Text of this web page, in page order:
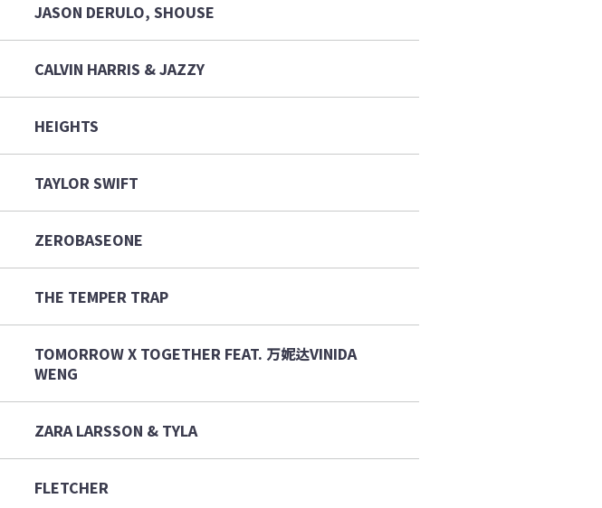
JASON DERULO, SHOUSE
CALVIN HARRIS & JAZZY
HEIGHTS
TAYLOR SWIFT
ZEROBASEONE
THE TEMPER TRAP
TOMORROW X TOGETHER FEAT. 万妮达VINIDA
WENG
ZARA LARSSON & TYLA
FLETCHER